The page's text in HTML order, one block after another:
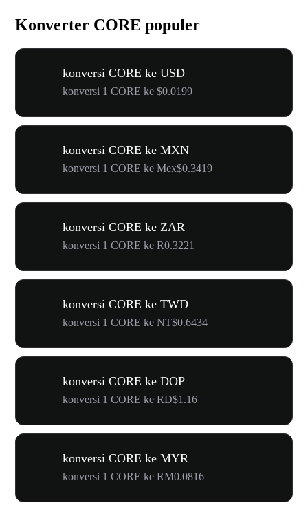
Konverter CORE populer
konversi CORE ke USD
konversi 1 CORE ke $0.0199
konversi CORE ke MXN
konversi 1 CORE ke Mex$0.3419
konversi CORE ke ZAR
konversi 1 CORE ke R0.3221
konversi CORE ke TWD
konversi 1 CORE ke NT$0.6434
konversi CORE ke DOP
konversi 1 CORE ke RD$1.16
konversi CORE ke MYR
konversi 1 CORE ke RM0.0816